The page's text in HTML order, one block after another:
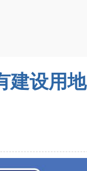
建设用地